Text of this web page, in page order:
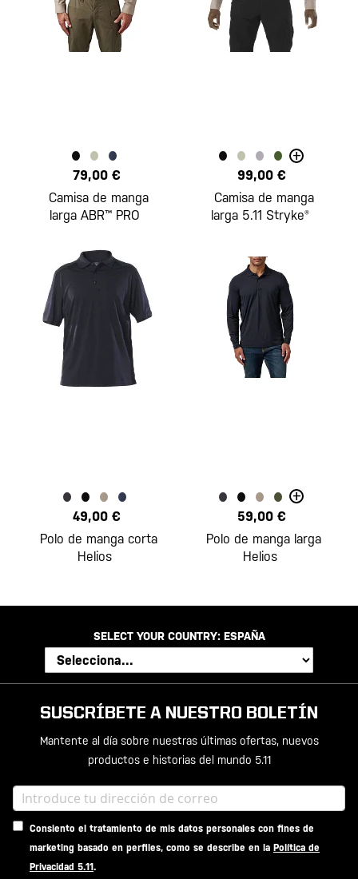
79,00 €
Camisa de manga
larga ABR™ PRO
+
99,00 €
Camisa de manga
larga 5.11 Stryke®
49,00 €
Polo de manga corta
Helios
+
59,00 €
Polo de manga larga
Helios
SELECT YOUR COUNTRY: ESPAÑA
SUSCRÍBETE A NUESTRO BOLETÍN
Mantente al día sobre nuestras últimas ofertas, nuevos
productos e historias del mundo 5.11
Consiento el tratamiento de mis datos personales con fines de
marketing basado en perfiles, como se describe en la Política de
Privacidad 5.11.